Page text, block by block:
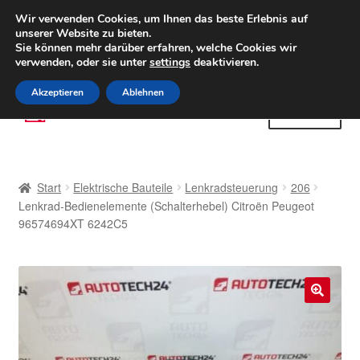
LIEFERUNG ab 6 EUR
Weltweiter Versand
(800) 500 564Mo-Fr 9-16 Uhr
Zur
Navigation
Zum
Inhalt
AGB
Beschwerdeordnung
Start Elektrische Bauteile Lenkradsteuerung
206
Lenkrad-Bedienelemente (Schalterhebel) Citroën Peugeot
96574694XT 6242C5
Wir verwenden Cookies, um Ihnen das beste Erlebnis auf
unserer Website zu bieten.
Sie können mehr darüber erfahren, welche Cookies wir
verwenden, oder sie untersettings deaktivieren.
Akzeptieren Ablehnen